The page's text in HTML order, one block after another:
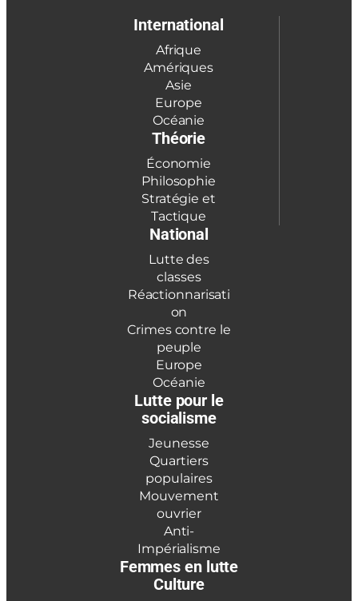
International
Afrique
Amériques
Asie
Europe
Océanie
Théorie
Économie
Philosophie
Stratégie et
Tactique
National
Lutte des
classes
Réactionnarisati
on
Crimes contre le
peuple
Europe
Océanie
Lutte pour le
socialisme
Jeunesse
Quartiers
populaires
Mouvement
ouvrier
Anti-
Impérialisme
Femmes en lutte
Culture